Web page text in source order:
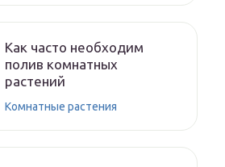
Как часто необходим
полив комнатных
растений
Комнатные растения